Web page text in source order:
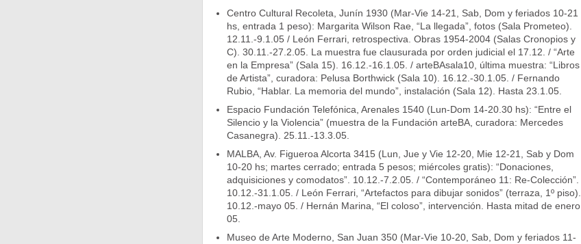
Centro Cultural Recoleta, Junín 1930 (Mar-Vie 14-21, Sab, Dom y feriados 10-21
hs, entrada 1 peso): Margarita Wilson Rae, “La llegada”, fotos (Sala Prometeo).
12.11.-9.1.05 / León Ferrari, retrospectiva. Obras 1954-2004 (Salas Cronopios y
C). 30.11.-27.2.05. La muestra fue clausurada por orden judicial el 17.12. / “Arte
en la Empresa” (Sala 15). 16.12.-16.1.05. / arteBAsala10, última muestra: “Libros
de Artista”, curadora: Pelusa Borthwick (Sala 10). 16.12.-30.1.05. / Fernando
Rubio, “Hablar. La memoria del mundo”, instalación (Sala 12). Hasta 23.1.05.
Espacio Fundación Telefónica, Arenales 1540 (Lun-Dom 14-20.30 hs): “Entre el
Silencio y la Violencia” (muestra de la Fundación arteBA, curadora: Mercedes
Casanegra). 25.11.-13.3.05.
MALBA, Av. Figueroa Alcorta 3415 (Lun, Jue y Vie 12-20, Mie 12-21, Sab y Dom
10-20 hs; martes cerrado; entrada 5 pesos; miércoles gratis): “Donaciones,
adquisiciones y comodatos”. 10.12.-7.2.05. / “Contemporáneo 11: Re-Colección”.
10.12.-31.1.05. / León Ferrari, “Artefactos para dibujar sonidos” (terraza, 1º piso).
10.12.-mayo 05. / Hernán Marina, “El coloso”, intervención. Hasta mitad de enero
05.
Museo de Arte Moderno, San Juan 350 (Mar-Vie 10-20, Sab, Dom y feriados 11-